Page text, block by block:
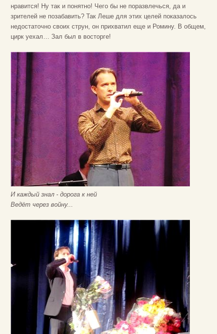
нравится! Ну так и понятно! Чего бы не поразвлечься, да и
зрителей не позабавить? Так Леше для этих целей показалось
недостаточно своих струн, он прихватил еще и Ромину. В общем,
цирк уехал… Зал был в восторге!
И каждый знал - дорога к ней
Ведёт через войну...